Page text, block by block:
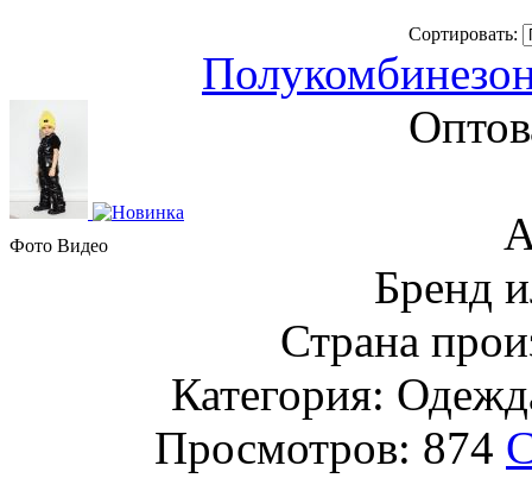
Сортировать:
Фото Видео
Бренд
Страна
Категория:
Просмотров: 874